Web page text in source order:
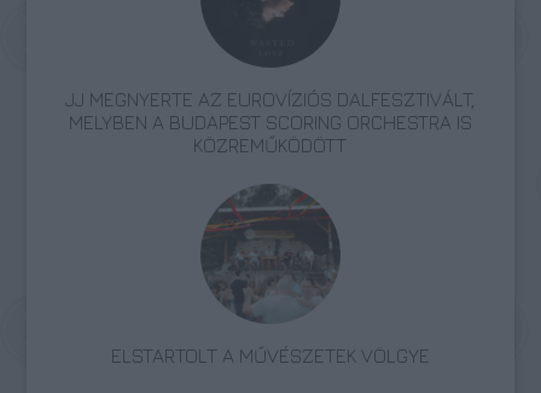
JJ MEGNYERTE AZ EUROVÍZIÓS DALFESZTIVÁLT,
MELYBEN A BUDAPEST SCORING ORCHESTRA IS
KÖZREMŰKÖDÖTT
ELSTARTOLT A MŰVÉSZETEK VÖLGYE